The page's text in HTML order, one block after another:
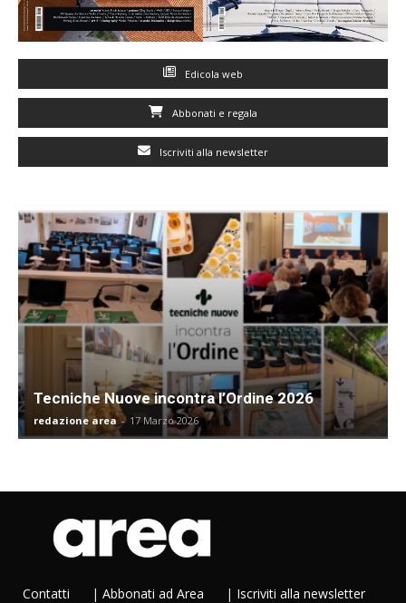
Edicola web
Abbonati e regala
Iscriviti alla newsletter
Tecniche Nuove incontra l’Ordine 2026
redazione area - 17 Marzo 2026
Contatti | Abbonati ad Area | Iscriviti alla newsletter